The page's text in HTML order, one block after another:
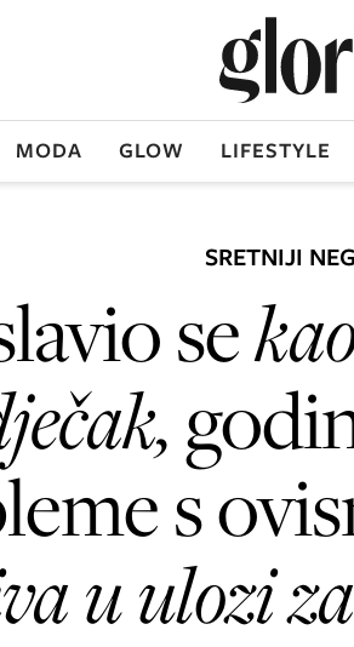
MODA GLOW LIFESTYLE
SRETNIJI
se
s
u ulozi